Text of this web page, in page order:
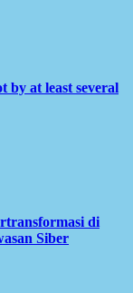
by at least several
di
Siber